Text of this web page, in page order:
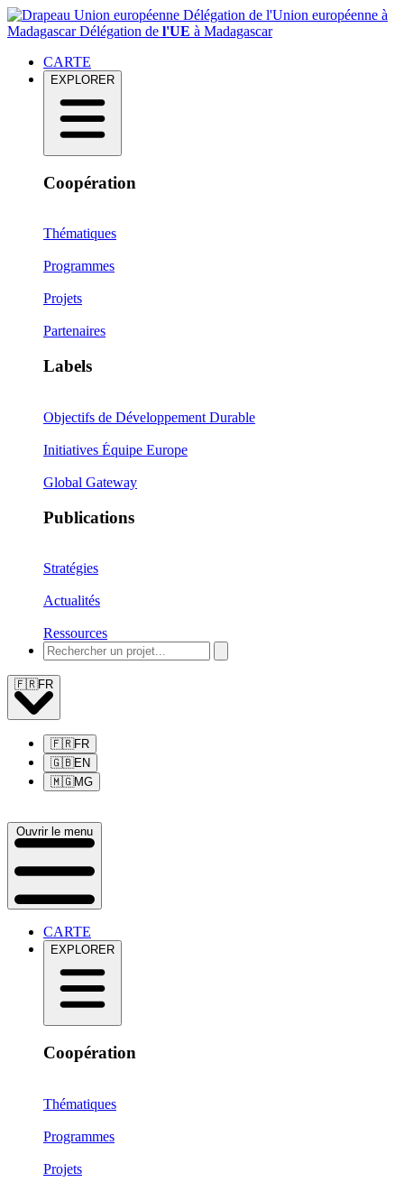
Délégation de l'Union européenne à
MadagascarDélégation de l'UE à Madagascar
CARTE
EXPLORER
Coopération
Thématiques
Programmes
Projets
Partenaires
Labels
Objectifs de Développement Durable
Initiatives Équipe Europe
Global Gateway
Publications
Stratégies
Actualités
Ressources
🇫🇷FR
🇫🇷FR
🇬🇧EN
🇲🇬MG
Ouvrir le menu
CARTE
EXPLORER
Coopération
Thématiques
Programmes
Projets